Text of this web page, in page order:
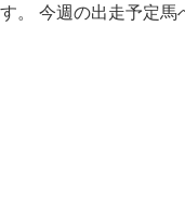
。 今週の出走予定馬